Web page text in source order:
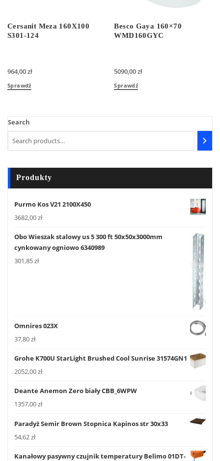
Cersanit Meza 160X100
S301-124
964,00zł
Sprawdź
Besco Gaya 160×70
WMD160GYC
5090,00zł
Sprawdź
Search
Produkty
Purmo Kos V21 2100X450
3682,00zł
Obo Wieszak stalowy us 5 300 ft 50x50x3000mm
cynkowany ogniowo 6340989
301,85zł
Omnires 023X
37,80zł
Grohe K700U StarLight Brushed Cool Sunrise 31574GN1
2052,00zł
Deante Anemon Zero biały CBB_6WPW
1357,00zł
Paradyż Semir Brown Stopnica Kapinos str 30x33
54,62zł
Kanałowy pasywny czujnik temperatury Belimo 01DT-